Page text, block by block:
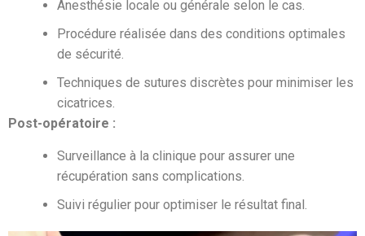
Anesthésie locale ou générale selon le cas.
Procédure réalisée dans des conditions optimales
de sécurité.
Techniques de sutures discrètes pour minimiser les
cicatrices.
Post-opératoire :
Surveillance à la clinique pour assurer une
récupération sans complications.
Suivi régulier pour optimiser le résultat final.